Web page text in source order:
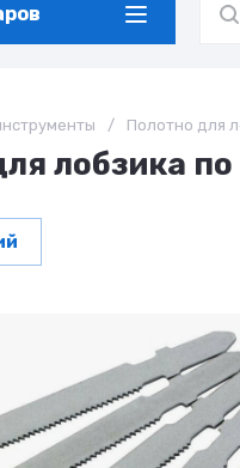
/ Полотно для
лобзика